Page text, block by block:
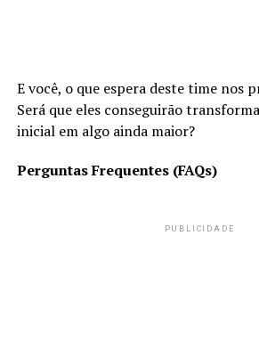
E você, o que espera deste time nos
Será que eles conseguirão
inicial em algo ainda maior?
Perguntas Frequentes (FAQs)
PUBLICIDADE